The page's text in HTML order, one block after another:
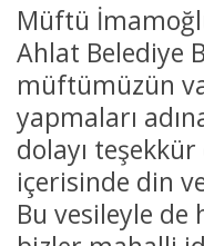
Müftü
Ahlat Belediye
müftümüzün
yapmaları
dolayı
içerisinde din
Bu vesileyle de